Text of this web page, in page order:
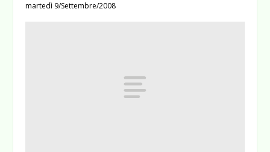
martedì 9/Settembre/2008